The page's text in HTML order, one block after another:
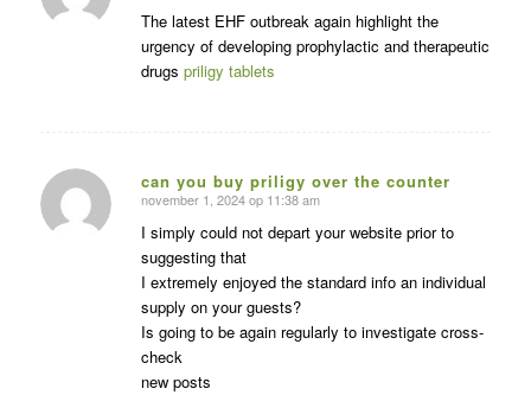
The latest EHF outbreak again highlight the
urgency of developing prophylactic and therapeutic
drugs priligy tablets
can you buy priligy over the counter
zegt:
november 1, 2024 op 11:38 am
I simply could not depart your website prior to
suggesting that
I extremely enjoyed the standard info an individual
supply on your guests?
Is going to be again regularly to investigate cross-
check
new posts